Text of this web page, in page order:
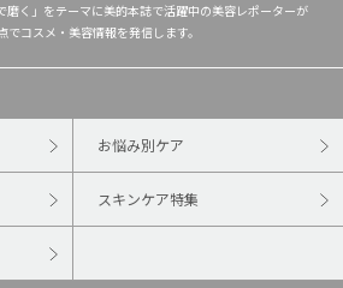
磨く」をテーマに美的本誌で活躍中の美容レポーターが
でコスメ・美容情報を発信します。
お悩み別ケア
スキンケア特集